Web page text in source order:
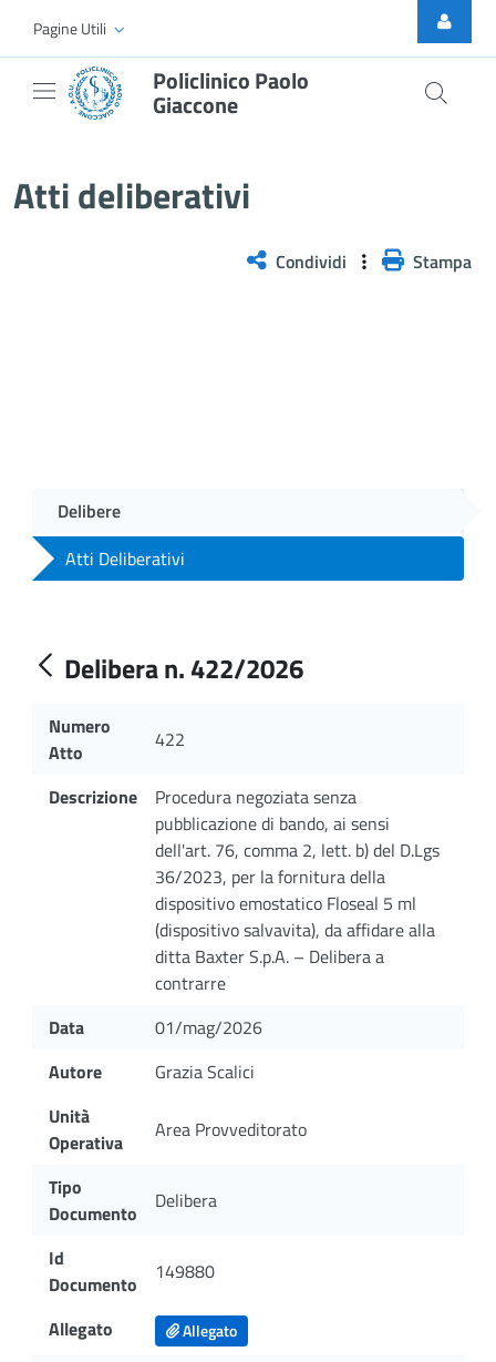
Skip to Main Content
Pagine Utili
Policlinico Paolo
Giaccone
Atti deliberativi
Condividi Stampa
Delibere
Atti Deliberativi
Delibera n. 422/2026
Numero
Atto
422
Descrizione
Procedura negoziata senza
pubblicazione di bando, ai sensi
dell'art. 76, comma 2, lett. b) del D.Lgs
36/2023, per la fornitura della
dispositivo emostatico Floseal 5 ml
(dispositivo salvavita), da affidare alla
ditta Baxter S.p.A. – Delibera a
contrarre
Data
01/mag/2026
Autore
Grazia Scalici
Unità
Operativa
Area Provveditorato
Tipo
Documento
Delibera
Id
Documento
149880
Allegato Allegato